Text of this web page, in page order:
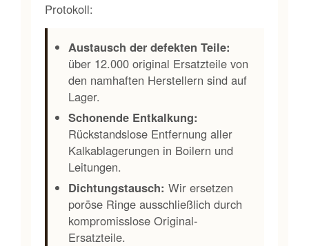
Protokoll:
Austausch der defekten Teile:
über 12.000 original Ersatzteile von
den namhaften Herstellern sind auf
Lager.
Schonende Entkalkung:
Rückstandslose Entfernung aller
Kalkablagerungen in Boilern und
Leitungen.
Dichtungstausch: Wir ersetzen
poröse Ringe ausschließlich durch
kompromisslose Original-
Ersatzteile.